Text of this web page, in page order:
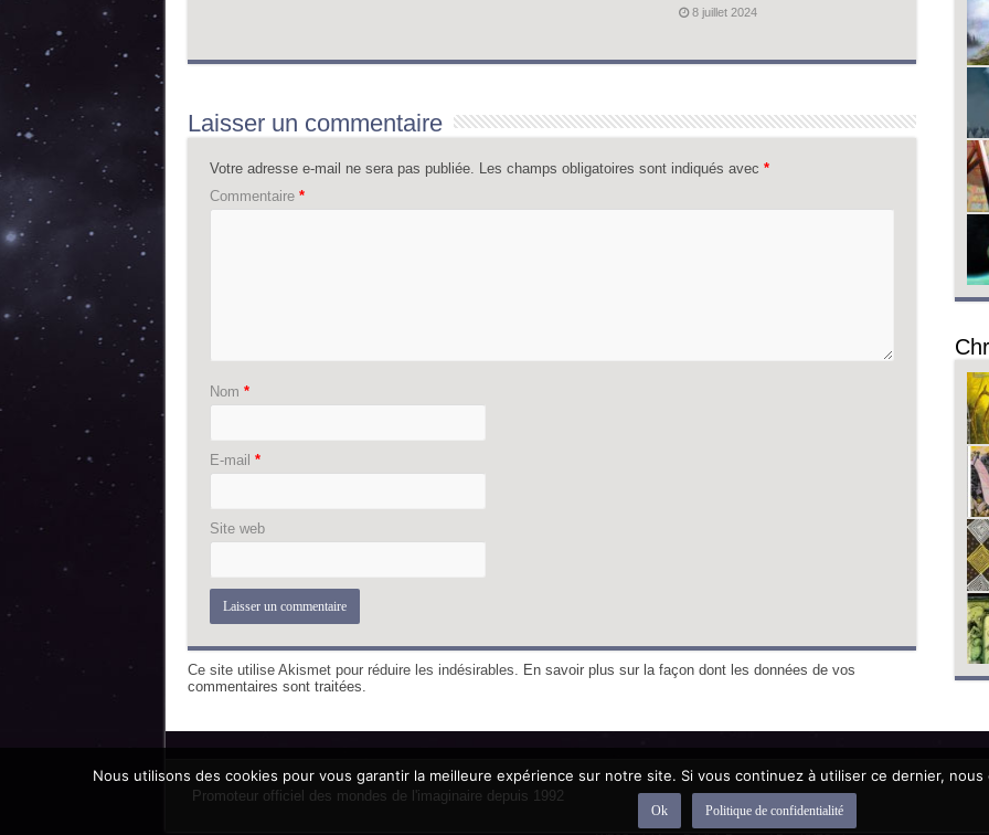
8 juillet 2024
Laisser un commentaire
Votre adresse e-mail ne sera pas publiée. Les champs obligatoires sont indiqués avec *
Commentaire *
Nom *
E-mail *
Site web
Ce site utilise Akismet pour réduire les indésirables. En savoir plus sur la façon dont les données de vos
commentaires sont traitées.
Promoteur officiel des mondes de l'imaginaire depuis 1992
Nous utilisons des cookies pour vous garantir la meilleure expérience sur notre site. Si vous continuez à utiliser ce dernier,
Ok Politique de confidentialité